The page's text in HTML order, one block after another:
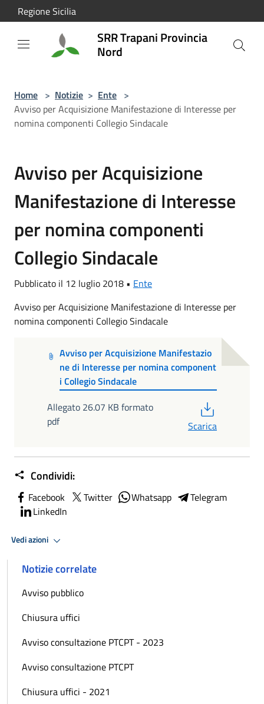
Salta al contenuto principale
Regione Sicilia
SRR Trapani Provincia
Nord
Home > Notizie > Ente >
Avviso per Acquisizione Manifestazione di Interesse per
nomina componenti Collegio Sindacale
Avviso per Acquisizione
Manifestazione di Interesse
per nomina componenti
Collegio Sindacale
Pubblicato il 12 luglio 2018 • Ente
Avviso per Acquisizione Manifestazione di Interesse per
nomina componenti Collegio Sindacale
Avviso per Acquisizione Manifestazio
ne di Interesse per nomina component
i Collegio Sindacale
Allegato 26.07 KB formato
pdf
Scarica
Condividi:
Facebook Twitter Whatsapp
Telegram
LinkedIn
Vedi azioni
Notizie correlate
Avviso pubblico
Chiusura uffici
Avviso consultazione PTCPT - 2023
Avviso consultazione PTCPT
Chiusura uffici - 2021